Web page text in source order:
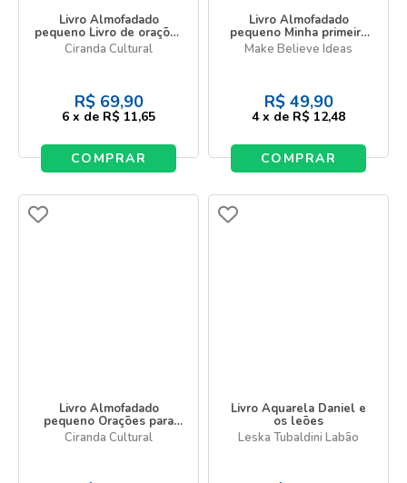
Livro Almofadado
pequeno Livro de orações
para meninas
Ciranda Cultural
R$ 69,90
6 x de R$ 11,65
COMPRAR
Livro Almofadado
pequeno Minha primeira
Bíblia ilustrada
Make Believe Ideas
R$ 49,90
4 x de R$ 12,48
COMPRAR
Livro Almofadado
pequeno Orações para
meninos
Ciranda Cultural
Livro Aquarela Daniel e
os leões
Leska Tubaldini Labão